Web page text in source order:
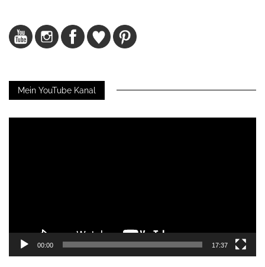
Mein YouTube Kanal
00:00 17:37